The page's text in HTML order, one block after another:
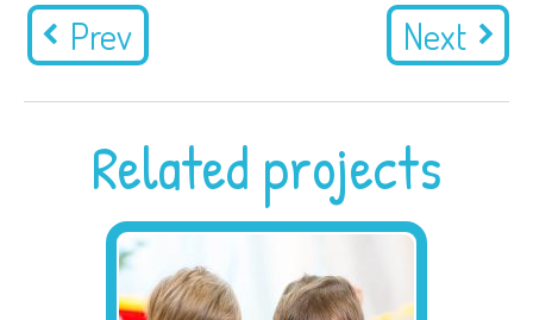
Prev Next
Related projects